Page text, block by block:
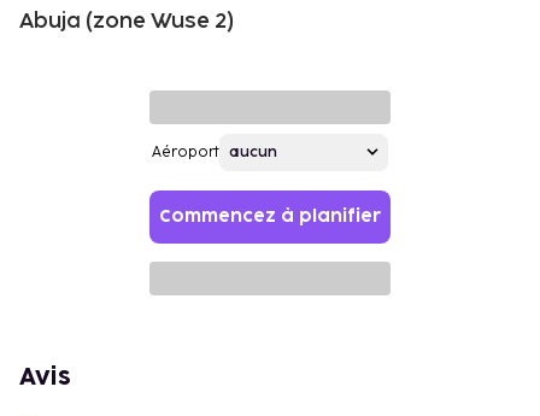
Abuja (zone Wuse 2)
Aéroport
Commencez à planifier
Avis